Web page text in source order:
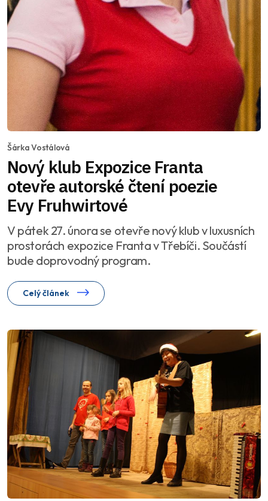
Šárka Vostálová
Nový klub Expozice Franta
otevře autorské čtení poezie
Evy Fruhwirtové
V pátek 27. února se otevře nový klub v luxusních
prostorách expozice Franta v Třebíči. Součástí
bude doprovodný program.
Celý článek